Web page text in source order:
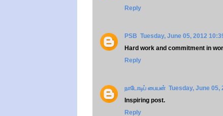
Reply
PSB Tuesday, June 05, 2012
Hard work and commitment in
Reply
நாடோடிப் பையன் Tuesday, June 05,
Inspiring post.
Reply